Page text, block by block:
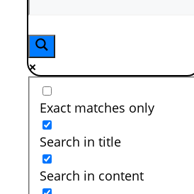
Exact matches only
Search in title
Search in content